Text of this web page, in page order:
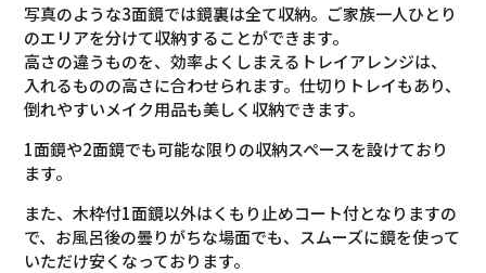
写真のような3面鏡では鏡裏は全て収納。ご家族一人ひとり
のエリアを分けて収納することができます。
高さの違うものを、効率よくしまえるトレイアレンジは、
入れるものの高さに合わせられます。仕切りトレイもあり、
倒れやすいメイク用品も美しく収納できます。
1面鏡や2面鏡でも可能な限りの収納スペースを設けており
ます。
また、木枠付1面鏡以外はくもり止めコート付となりますの
で、お風呂後の曇りがちな場面でも、スムーズに鏡を使って
いただけ安くなっております。